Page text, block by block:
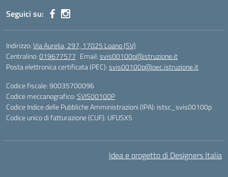
Seguici su:
Indirizzo:Via Aurelia, 297, 17025 Loano (SV)
Centralino:019677577 Email:svis00100p@istruzione.it
Posta elettronica certificata (PEC):svis00100p@pec.istruzione.it
Codice fiscale: 90035700096
Codice meccanografico:SVIS00100P
Codice Indice delle Pubbliche Amministrazioni (IPA): istsc_svis00100p
Codice unico di fatturazione (CUF): UFUSX5
Idea e progetto di Designers Italia